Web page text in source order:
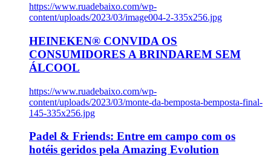
https://www.ruadebaixo.com/wp-
content/uploads/2023/03/image004-2-335x256.jpg
HEINEKEN® CONVIDA OS
CONSUMIDORES A BRINDAREM SEM
ÁLCOOL
https://www.ruadebaixo.com/wp-
content/uploads/2023/03/monte-da-bemposta-bemposta-final-
145-335x256.jpg
Padel & Friends: Entre em campo com os
hotéis geridos pela Amazing Evolution